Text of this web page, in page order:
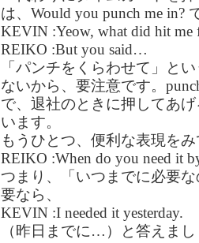
は、Would you punch me in?
KEVIN :Yeow, what did hit me
REIKO :But you said…
「パンチをくらわせて」と
ないから、要注意です。
で、退社のときに押してあ
います。
もうひとつ、便利な表現を
REIKO :When do you need it
つまり、「いつまでに必要
要なら、
KEVIN :I needed it yesterday.
（昨日までに…）と答えま